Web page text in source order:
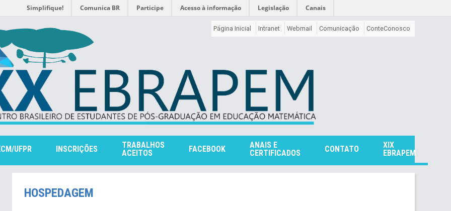
Simplifique! Comunica BR Participe Acesso à informação Legislação Canais
Página Inicial Intranet Webmail Comunicação ConteConosco
UFPR INSCRIÇÕES
TRABALHOS
ACEITOS
FACEBOOK
ANAIS E
CERTIFICADOS
CONTATO
XIX
EBRAPEM
HOSPEDAGEM